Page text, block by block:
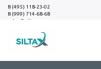
8 (495) 118-23-02
8 (999) 714-68-68
sales@siltax.ru